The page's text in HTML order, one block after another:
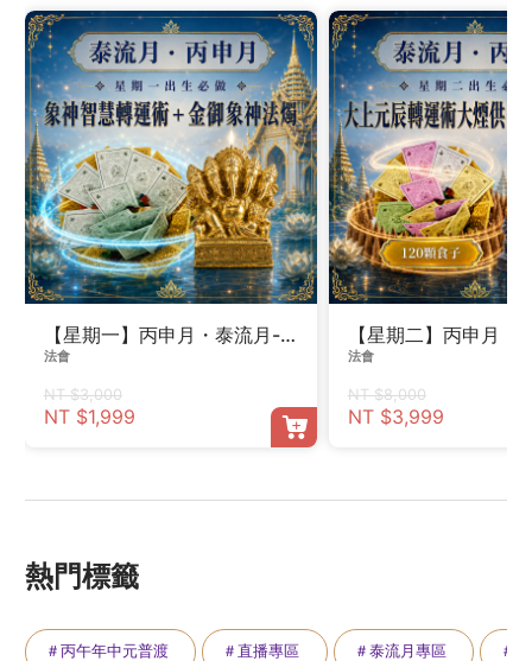
【星期一】丙申月・泰流月-象神智慧轉運術＋金御象神法
法會
NT $3,000
NT $1,999
【星期二】丙申月
法會
NT $8,000
NT $3,999
熱門標籤
＃丙午年中元普渡 ＃直播專區 ＃泰流月專區 ＃